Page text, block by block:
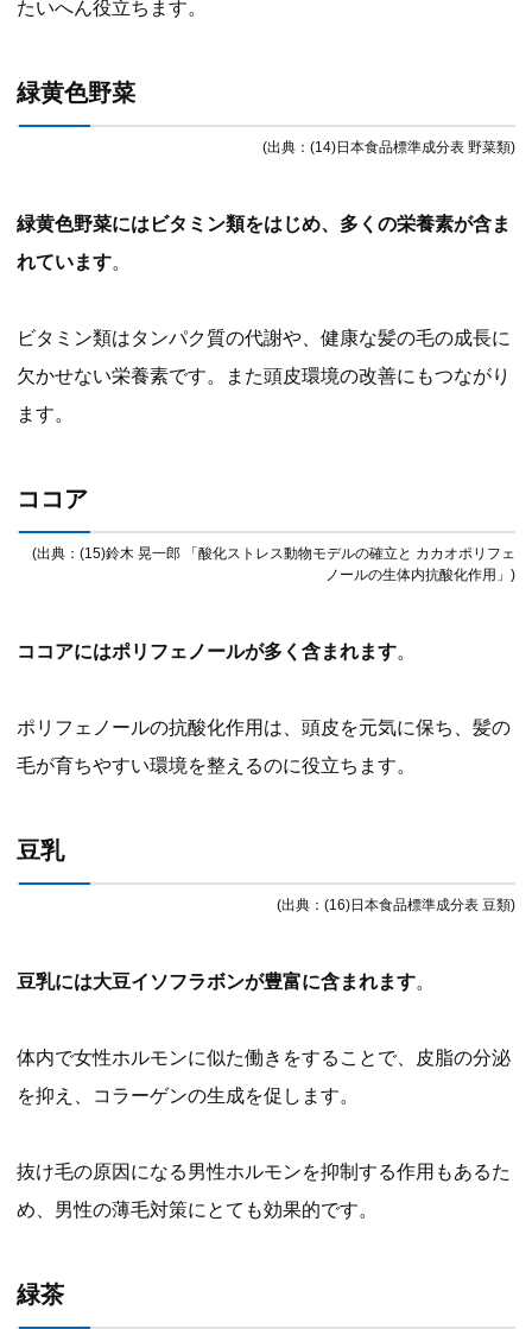
たいへん役立ちます。
緑黄色野菜
(出典：(14)日本食品標準成分表 野菜類)
緑黄色野菜にはビタミン類をはじめ、多くの栄養素が含ま
れています。
ビタミン類はタンパク質の代謝や、健康な髪の毛の成長に
欠かせない栄養素です。また頭皮環境の改善にもつながり
ます。
ココア
(出典：(15)鈴木 晃一郎 「酸化ストレス動物モデルの確立と カカオポリフェ
ノールの生体内抗酸化作用」)
ココアにはポリフェノールが多く含まれます。
ポリフェノールの抗酸化作用は、頭皮を元気に保ち、髪の
毛が育ちやすい環境を整えるのに役立ちます。
豆乳
(出典：(16)日本食品標準成分表 豆類)
豆乳には大豆イソフラボンが豊富に含まれます。
体内で女性ホルモンに似た働きをすることで、皮脂の分泌
を抑え、コラーゲンの生成を促します。
抜け毛の原因になる男性ホルモンを抑制する作用もあるた
め、男性の薄毛対策にとても効果的です。
緑茶